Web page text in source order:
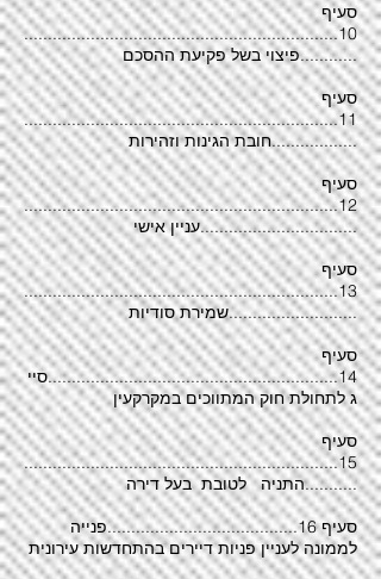
סעיף
10..................................................................
............פיצוי בשל פקיעת ההסכם
סעיף
11..................................................................
..................חובת הגינות וזהירות
סעיף
12..................................................................
.................................עניין אישי
סעיף
13..................................................................
...........................שמירת סודיות
סעיף
14.............................................................סיי
ג לתחולת חוק המתווכים במקרקעין
סעיף
15..................................................................
...........התניה לטובת בעל דירה
סעיף 16........................................פנייה
לממונה לעניין פניות דיירים בהתחדשות עירונית